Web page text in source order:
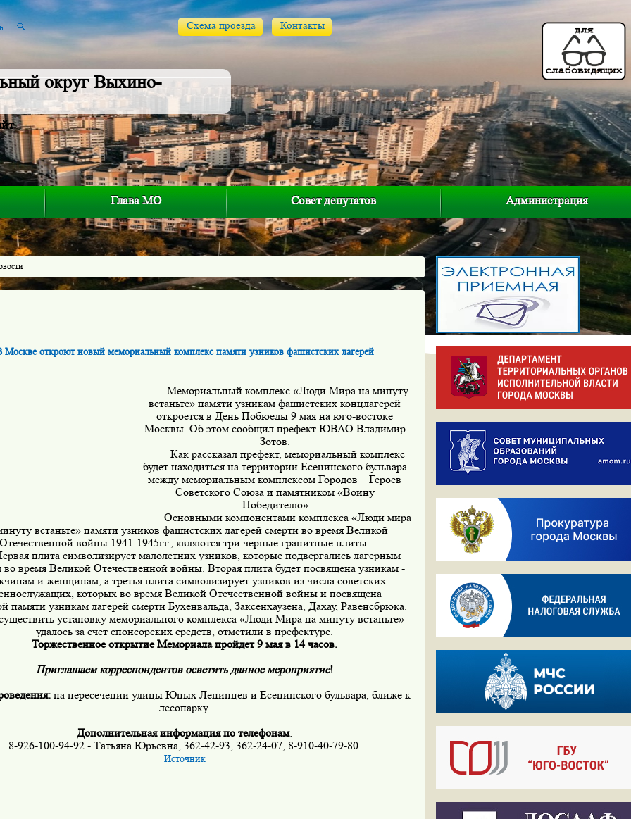
округ Выхино-
Схема проезда Контакты
Глава МО Совет депутатов Администрация
Москве откроют новый мемориальный комплекс памяти узников фашистских лагерей
Мемориальный комплекс «Люди Мира на минуту
встаньте» памяти узникам фашистских концлагерей
откроется в День Побюеды 9 мая на юго-востоке
Москвы. Об этом сообщил префект ЮВАО Владимир
Зотов.
Как рассказал префект, мемориальный комплекс
будет находиться на территории Есенинского бульвара
между мемориальным комплексом Городов – Героев
Советского Союза и памятником «Воину
-Победителю».
Основными компонентами комплекса «Люди мира
встаньте» памяти узников фашистских лагерей смерти во время Великой
Отечественной войны 1941-1945гг., являются три черные гранитные плиты.
плита символизирует малолетних узников, которые подвергались лагерным
время Великой Отечественной войны. Вторая плита будет посвящена узникам -
и женщинам, а третья плита символизирует узников из числа советских
которых во время Великой Отечественной войны и посвящена
памяти узникам лагерей смерти Бухенвальда, Заксенхаузена, Дахау, Равенсбрюка.
установку мемориального комплекса «Люди Мира на минуту встаньте»
удалось за счет спонсорских средств, отметили в префектуре.
Торжественное открытие Мемориала пройдет 9 мая в 14 часов.
Приглашаем корреспондентов осветить данное мероприятие!
на пересечении улицы Юных Ленинцев и Есенинского бульвара, ближе к
лесопарку.
Дополнительная информация по телефонам:
8-926-100-94-92 - Татьяна Юрьевна, 362-42-93, 362-24-07, 8-910-40-79-80.
Источник